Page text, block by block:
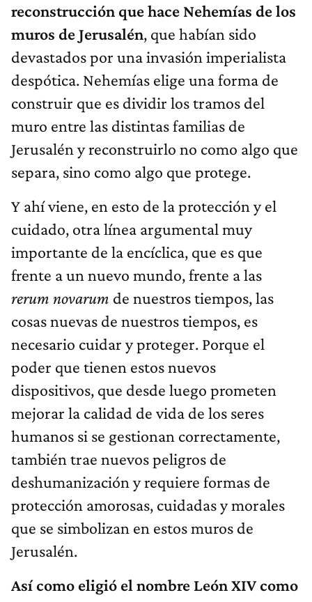
reconstrucción que hace Nehemías de los
muros de Jerusalén, que habían sido
devastados por una invasión imperialista
despótica. Nehemías elige una forma de
construir que es dividir los tramos del
muro entre las distintas familias de
Jerusalén y reconstruirlo no como algo que
separa, sino como algo que protege.
Y ahí viene, en esto de la protección y el
cuidado, otra línea argumental muy
importante de la encíclica, que es que
frente a un nuevo mundo, frente a las
rerum novarum de nuestros tiempos, las
cosas nuevas de nuestros tiempos, es
necesario cuidar y proteger. Porque el
poder que tienen estos nuevos
dispositivos, que desde luego prometen
mejorar la calidad de vida de los seres
humanos si se gestionan correctamente,
también trae nuevos peligros de
deshumanización y requiere formas de
protección amorosas, cuidadas y morales
que se simbolizan en estos muros de
Jerusalén.
Así como eligió el nombre León XIV como